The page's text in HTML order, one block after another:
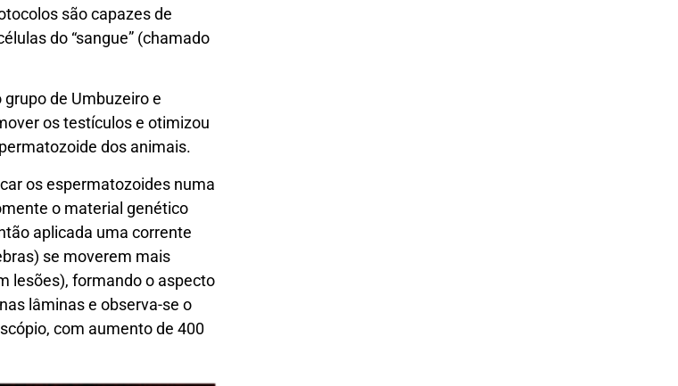
são capazes de
do “sangue” (chamado
de Umbuzeiro e
os testículos e otimizou
dos animais.
os espermatozoides numa
o material genético
aplicada uma corrente
se moverem mais
lesões), formando o aspecto
lâminas e observa-se o
com aumento de 400